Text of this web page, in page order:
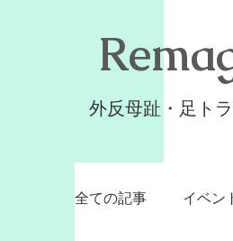
外反母趾・足ト
全ての記事 イベン